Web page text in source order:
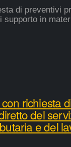
di preventivi
in
richiesta
del
e del